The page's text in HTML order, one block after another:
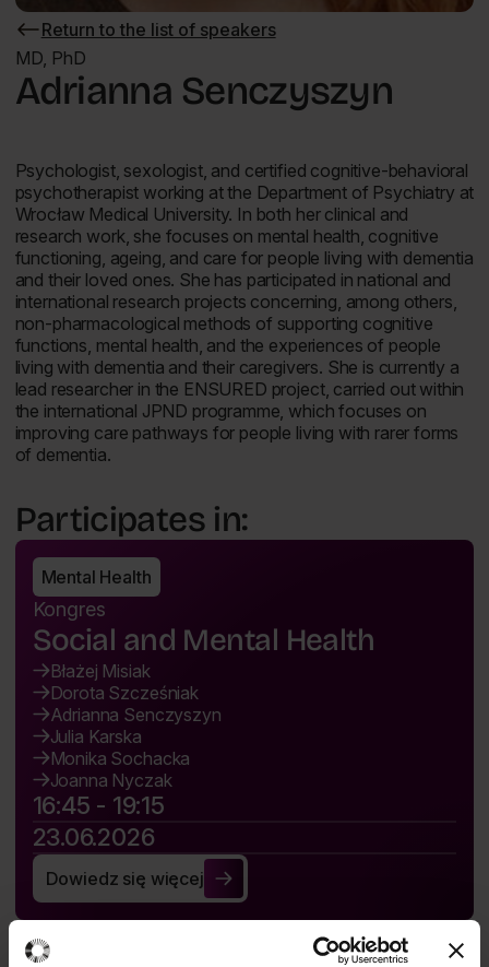
Return to the list of speakers
Return
to
the
list
of
MD, PhD
Adrianna Senczyszyn
Psychologist, sexologist, and certified cognitive-behavioral
psychotherapist working at the Department of Psychiatry at
Wrocław Medical University. In both her clinical and
research work, she focuses on mental health, cognitive
functioning, ageing, and care for people living with dementia
and their loved ones. She has participated in national and
international research projects concerning, among others,
non-pharmacological methods of supporting cognitive
functions, mental health, and the experiences of people
living with dementia and their caregivers. She is currently a
lead researcher in the ENSURED project, carried out within
the international JPND programme, which focuses on
improving care pathways for people living with rarer forms
of dementia.
Participates in:
Mental Health
Kongres
Social and Mental Health
Błażej Misiak
Dorota Szcześniak
Adrianna Senczyszyn
Julia Karska
Monika Sochacka
Joanna Nyczak
16:45 - 19:15
23.06.2026
Dowiedz się więcej
Social and Mental Health